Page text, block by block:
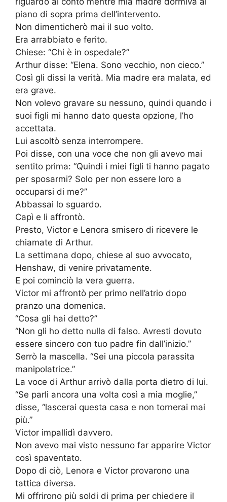
piano di sopra prima dell’intervento.
Non dimenticherò mai il suo volto.
Era arrabbiato e ferito.
Chiese: “Chi è in ospedale?”
Arthur disse: “Elena. Sono vecchio, non cieco.”
Così gli dissi la verità. Mia madre era malata, ed
era grave.
Non volevo gravare su nessuno, quindi quando i
suoi figli mi hanno dato questa opzione, l’ho
accettata.
Lui ascoltò senza interrompere.
Poi disse, con una voce che non gli avevo mai
sentito prima: “Quindi i miei figli ti hanno pagato
per sposarmi? Solo per non essere loro a
occuparsi di me?”
Abbassai lo sguardo.
Capì e li affrontò.
Presto, Victor e Lenora smisero di ricevere le
chiamate di Arthur.
La settimana dopo, chiese al suo avvocato,
Henshaw, di venire privatamente.
E poi cominciò la vera guerra.
Victor mi affrontò per primo nell’atrio dopo
pranzo una domenica.
“Cosa gli hai detto?”
“Non gli ho detto nulla di falso. Avresti dovuto
essere sincero con tuo padre fin dall’inizio.”
Serrò la mascella. “Sei una piccola parassita
manipolatrice.”
La voce di Arthur arrivò dalla porta dietro di lui.
“Se parli ancora una volta così a mia moglie,”
disse, “lascerai questa casa e non tornerai mai
più.”
Victor impallidì davvero.
Non avevo mai visto nessuno far apparire Victor
così spaventato.
Dopo di ciò, Lenora e Victor provarono una
tattica diversa.
Mi offrirono più soldi di prima per chiedere il